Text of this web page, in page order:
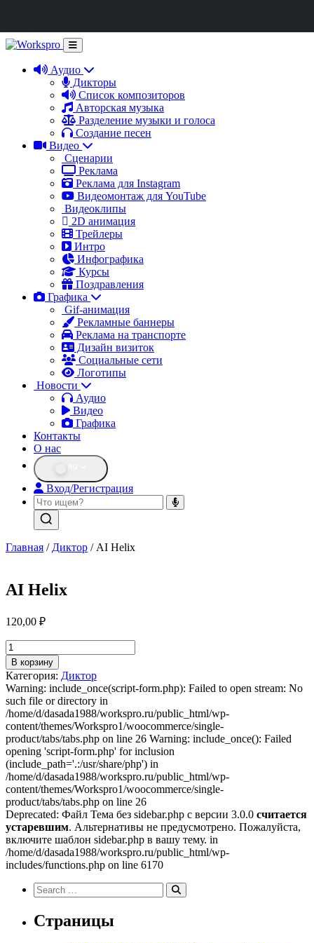
Аудио
Дикторы
Список композиторов
Авторская музыка
Разделение музыки и голоса
Создание песен
Видео
Сценарии
Реклама
Реклама для Instagram
Видеомонтаж для YouTube
Видеоклипы
2D анимация
Трейлеры
Интро
Инфографика
Курсы
Поздравления
Графика
Gif-анимация
Рекламные баннеры
Реклама на транспорте
Дизайн визиток
Социальные сети
Логотипы
Новости
Аудио
Видео
Графика
Контакты
О нас
Вход/Регистрация
Главная / Диктор / AI Helix
AI Helix
120,00 ₽
Количество
товара
AI
Helix
В корзину
Категория: Диктор
Warning: include_once(script-form.php): Failed to open stream: No
such file or directory in
/home/d/dasada1988/workspro.ru/public_html/wp-
content/themes/Workspro1/woocommerce/single-
product/tabs/tabs.php on line 26 Warning: include_once(): Failed
opening 'script-form.php' for inclusion
(include_path='.:/usr/share/php') in
/home/d/dasada1988/workspro.ru/public_html/wp-
content/themes/Workspro1/woocommerce/single-
product/tabs/tabs.php on line 26
Deprecated: Файл Тема без sidebar.php с версии 3.0.0 считается
устаревшим. Альтернативы не предусмотрено. Пожалуйста,
включите шаблон sidebar.php в вашу тему. in
/home/d/dasada1988/workspro.ru/public_html/wp-
includes/functions.php on line 6170
Search
for:
Search
Страницы